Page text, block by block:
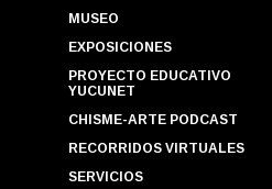
MUSEO
EXPOSICIONES
PROYECTO EDUCATIVO
YUCUNET
CHISME-ARTE PODCAST
RECORRIDOS VIRTUALES
SERVICIOS